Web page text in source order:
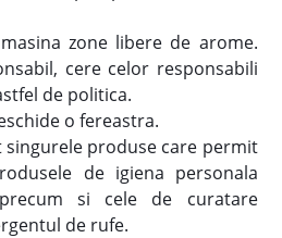
zone libere de arome.
cere celor responsabili
de politica.
o fereastra.
singurele produse care permit
de igiena personala
si cele de curatare
de rufe.